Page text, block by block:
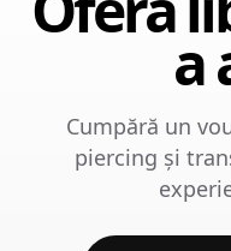
a
Cumpără un
piercing și